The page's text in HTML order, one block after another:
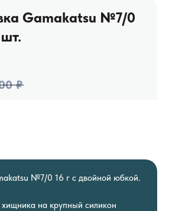
Gamakatsu №7/0
₽
№7/0 16 г с двойной юбкой.
на крупный силикон